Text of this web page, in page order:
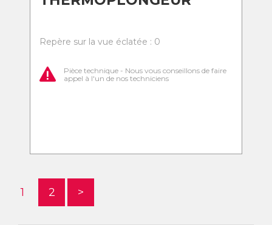
Repère sur la vue éclatée : 0
Pièce technique - Nous vous conseillons de faire
appel à l'un de nos techniciens
1 2 >